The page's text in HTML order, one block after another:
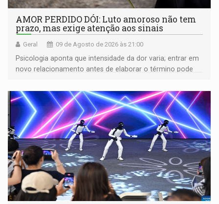
AMOR PERDIDO DÓI: Luto amoroso não tem
prazo, mas exige atenção aos sinais
Geral 09 de Agosto de 2026 às 21:00
Psicologia aponta que intensidade da dor varia; entrar em
novo relacionamento antes de elaborar o término pode